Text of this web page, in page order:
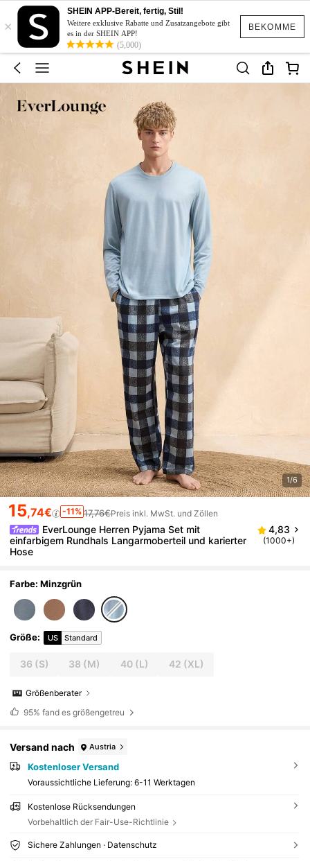
BEKOMME
×
SHEIN APP-Bereit, fertig, Stil!
Weitere exklusive Rabatte und Zusatzangebote gibt
es in der SHEIN APP!
(5,000)
1/6
15,74€ -11% 17,76€Preis inkl. MwSt. und Zöllen
EverLounge Herren Pyjama Set mit
einfarbigem Rundhals Langarmoberteil und karierter
Hose
4,83
(1000+)
Farbe: Minzgrün
Größe: US Standard
36 (S) 38 (M) 40(L) 42 (XL)
Größenberater
95% fand es größengetreu
Versand nach Austria
Kostenloser Versand
Voraussichtliche Lieferung: 6-11 Werktagen
Kostenlose Rücksendungen
Vorbehaltlich der Fair-Use-Richtlinie
Sichere Zahlungen · Datenschutz